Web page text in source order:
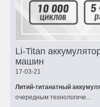
Li-Titan
машин
17-03-21
Литий-титанатный
очередным технологиче...